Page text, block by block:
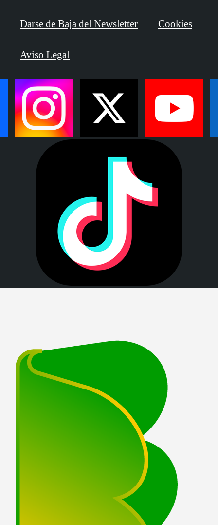
Darse de Baja del Newsletter Cookies
Aviso Legal